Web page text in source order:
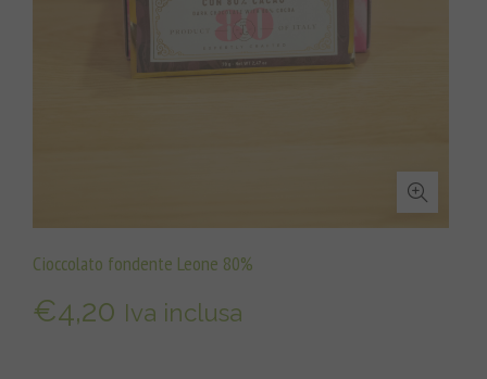
Cioccolato fondente Leone 80%
€4,20 Iva inclusa